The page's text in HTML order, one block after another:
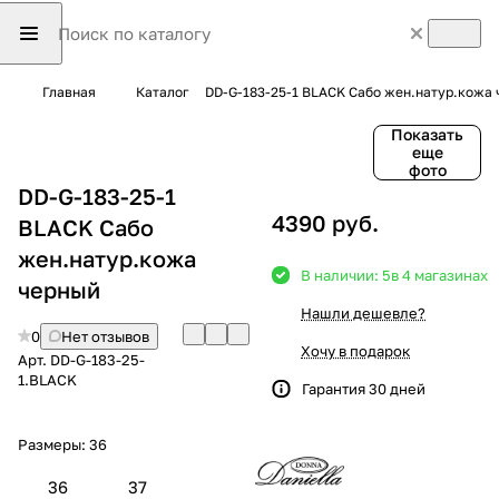
Главная Каталог DD-G-183-25-1 BLACK Сабо жен.натур.кожа
Показать
еще
фото
DD-G-183-25-1
BLACK Сабо
жен.натур.кожа
черный
0
Нет отзывов
Арт. DD-G-183-25-
1.BLACK
Размеры: 36
36 37
4390 руб.
В наличии: 5в 4 магазинах
Нашли дешевле?
Хочу в подарок
Гарантия 30 дней